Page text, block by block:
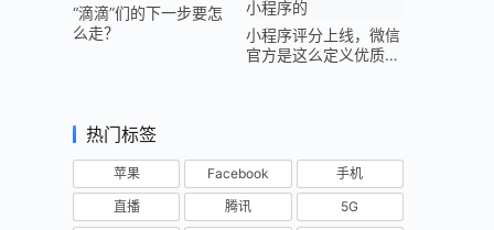
“滴滴”们的下一步要怎
么走？
小程序评分上线，微信
官方是这么定义优质小
热门标签
苹果 Facebook 手机
直播 腾讯 5G